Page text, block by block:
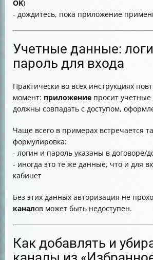
OK)
- дождитесь, пока приложение
Учетные данные:
пароль для входа
Практически во всех инструкциях
момент: приложение просит
должны совпадать с доступом,
Чаще всего в примерах встречается
формулировка:
- логин и пароль указаны в договоре/
- иногда это те же данные, что и для
кабинет
Без этих данных авторизация не
каналов может быть недоступен.
Как добавлять и